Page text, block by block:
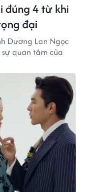
đúng 4 từ khi
đại
Dương Lan Ngọc
quan tâm của